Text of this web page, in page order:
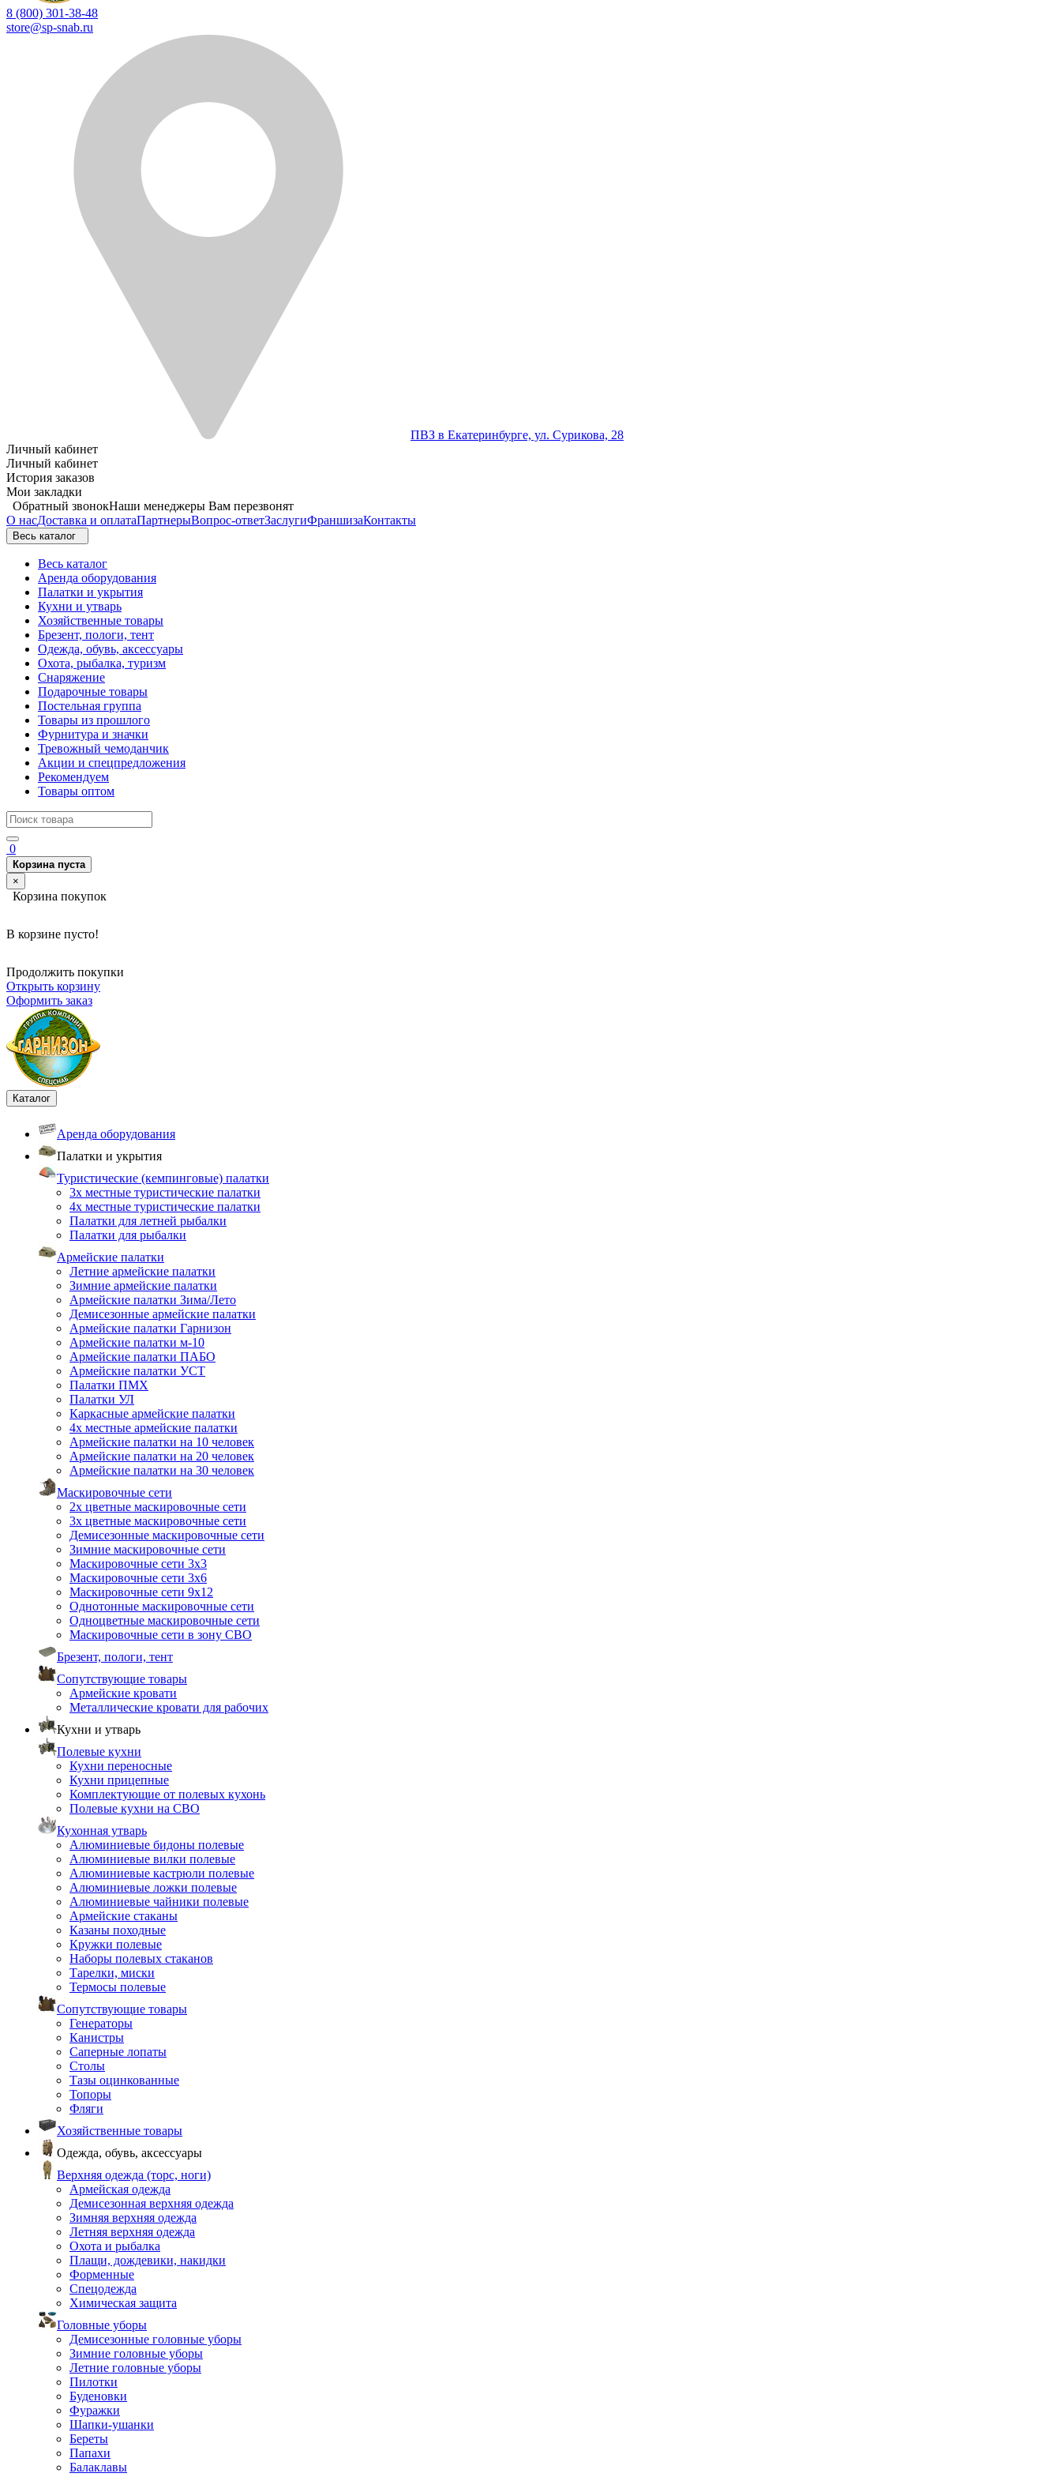
8 (800) 301-38-48
store@sp-snab.ru
ПВЗ в Екатеринбурге, ул. Сурикова, 28
Личный кабинет
Личный кабинет
История заказов
Мои закладки
Обратный звонокНаши менеджеры Вам перезвонят
О насДоставка и оплатаПартнерыВопрос-ответЗаслугиФраншизаКонтакты
Весь каталог
Весь каталог
Аренда оборудования
Палатки и укрытия
Кухни и утварь
Хозяйственные товары
Брезент, пологи, тент
Одежда, обувь, аксессуары
Охота, рыбалка, туризм
Снаряжение
Подарочные товары
Постельная группа
Товары из прошлого
Фурнитура и значки
Тревожный чемоданчик
Акции и спецпредложения
Рекомендуем
Товары оптом
0
Корзина пуста
×
Корзина покупок
В корзине пусто!
Продолжить покупки
Открыть корзину
Оформить заказ
Каталог
Аренда оборудования
Палатки и укрытия
Туристические (кемпинговые) палатки
3х местные туристические палатки
4х местные туристические палатки
Палатки для летней рыбалки
Палатки для рыбалки
Армейские палатки
Летние армейские палатки
Зимние армейские палатки
Армейские палатки Зима/Лето
Демисезонные армейские палатки
Армейские палатки Гарнизон
Армейские палатки м-10
Армейские палатки ПАБО
Армейские палатки УСТ
Палатки ПМХ
Палатки УЛ
Каркасные армейские палатки
4х местные армейские палатки
Армейские палатки на 10 человек
Армейские палатки на 20 человек
Армейские палатки на 30 человек
Маскировочные сети
2х цветные маскировочные сети
3х цветные маскировочные сети
Демисезонные маскировочные сети
Зимние маскировочные сети
Маскировочные сети 3х3
Маскировочные сети 3х6
Маскировочные сети 9х12
Однотонные маскировочные сети
Одноцветные маскировочные сети
Маскировочные сети в зону СВО
Брезент, пологи, тент
Сопутствующие товары
Армейские кровати
Металлические кровати для рабочих
Кухни и утварь
Полевые кухни
Кухни переносные
Кухни прицепные
Комплектующие от полевых кухонь
Полевые кухни на СВО
Кухонная утварь
Алюминиевые бидоны полевые
Алюминиевые вилки полевые
Алюминиевые кастрюли полевые
Алюминиевые ложки полевые
Алюминиевые чайники полевые
Армейские стаканы
Казаны походные
Кружки полевые
Наборы полевых стаканов
Тарелки, миски
Термосы полевые
Сопутствующие товары
Генераторы
Канистры
Саперные лопаты
Столы
Тазы оцинкованные
Топоры
Фляги
Хозяйственные товары
Одежда, обувь, аксессуары
Верхняя одежда (торс, ноги)
Армейская одежда
Демисезонная верхняя одежда
Зимняя верхняя одежда
Летняя верхняя одежда
Охота и рыбалка
Плащи, дождевики, накидки
Форменные
Спецодежда
Химическая защита
Головные уборы
Демисезонные головные уборы
Зимние головные уборы
Летние головные уборы
Пилотки
Буденовки
Фуражки
Шапки-ушанки
Береты
Папахи
Балаклавы